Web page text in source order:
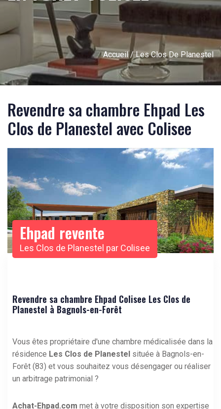
Accueil/ Les Clos De Planestel
Revendre sa chambre Ehpad Les
Clos de Planestel avec Colisee
Ehpad revente
Les Clos de Planestel par Colisee
Revendre sa chambre Ehpad Colisee Les Clos de
Planestel à Bagnols-en-Forêt
Vous êtes propriétaire d'une chambre médicalisée dans la
résidence Les Clos de Planestel située à Bagnols-en-
Forêt (83) et vous souhaitez vous désengager ou réaliser
un arbitrage patrimonial ?
Achat-Ehpad.com met à votre disposition son expertise